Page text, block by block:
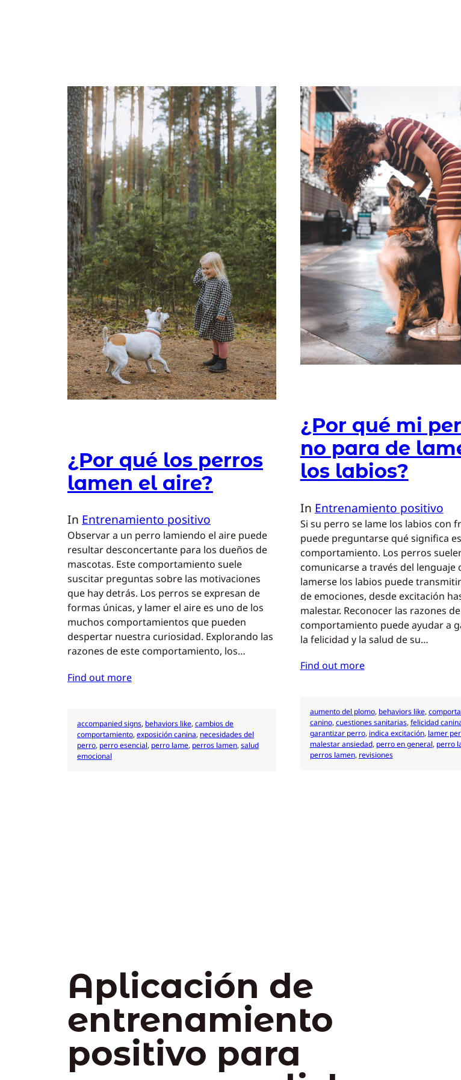
¿Por qué los perros
lamen el aire?
In Entrenamiento positivo
Observar a un perro lamiendo el aire puede
resultar desconcertante para los dueños de
mascotas. Este comportamiento suele
suscitar preguntas sobre las motivaciones
que hay detrás. Los perros se expresan de
formas únicas, y lamer el aire es uno de los
muchos comportamientos que pueden
despertar nuestra curiosidad. Explorando las
razones de este comportamiento, los…
Find out more
accompanied signs, behaviors like, cambios de
comportamiento, exposición canina, necesidades del
perro, perro esencial, perro lame, perros lamen, salud
emocional
¿Por qué mi
no para de
los labios?
In Entrenamiento positivo
Si su perro se lame los labios con
puede preguntarse qué significa
comportamiento. Los perros
comunicarse a través del lenguaje
lamerse los labios puede
de emociones, desde excitación
malestar. Reconocer las razones
comportamiento puede ayudar a
la felicidad y la salud de su…
Find out more
aumento del plomo, behaviors like,
canino, cuestiones sanitarias, felicidad
garantizar perro, indica excitación, lamer
malestar ansiedad, perro en general, perro
perros lamen, revisiones
Aplicación de
entrenamiento
positivo para